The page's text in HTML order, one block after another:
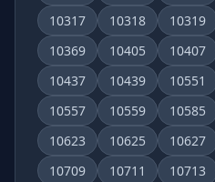
10317
10318 10319
10369
10405 10407
10437
10439 10551
10557
10559 10585
10623
10625 10627
10709
10711 10713